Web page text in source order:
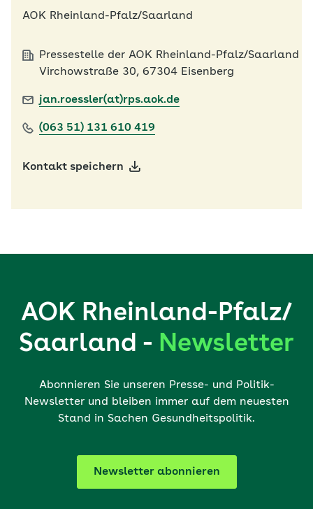
AOK Rheinland-Pfalz/Saarland
Pressestelle der AOK Rheinland-Pfalz/Saarland
Virchowstraße 30, 67304 Eisenberg
jan.roessler(at)rps.aok.de
(063 51) 131 610 419
Kontakt speichern
AOK Rheinland-Pfalz/
Saarland - Newsletter
Abonnieren Sie unseren Presse- und Politik-
Newsletter und bleiben immer auf dem neuesten
Stand in Sachen Gesundheitspolitik.
Newsletter abonnieren